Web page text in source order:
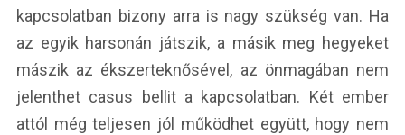
kapcsolatban bizony arra is nagy szükség van. Ha
az egyik harsonán játszik, a másik meg hegyeket
mászik az ékszerteknősével, az önmagában nem
jelenthet casus bellit a kapcsolatban. Két ember
attól még teljesen jól működhet együtt, hogy nem